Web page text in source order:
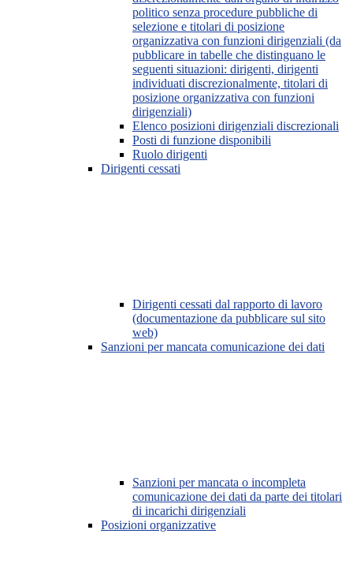
politico senza procedure pubbliche di
selezione e titolari di posizione
organizzativa con funzioni dirigenziali (da
pubblicare in tabelle che distinguano le
seguenti situazioni: dirigenti, dirigenti
individuati discrezionalmente, titolari di
posizione organizzativa con funzioni
dirigenziali)
Elenco posizioni dirigenziali discrezionali
Posti di funzione disponibili
Ruolo dirigenti
Dirigenti cessati
Dirigenti cessati dal rapporto di lavoro
(documentazione da pubblicare sul sito
web)
Sanzioni per mancata comunicazione dei dati
Sanzioni per mancata o incompleta
comunicazione dei dati da parte dei titolari
di incarichi dirigenziali
Posizioni organizzative